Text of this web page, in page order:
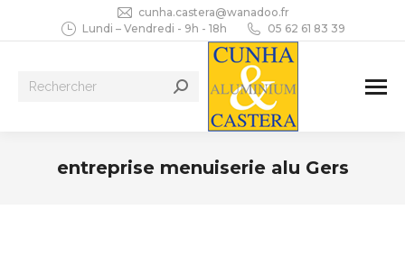
cunha.castera@wanadoo.fr
Lundi – Vendredi - 9h - 18h
05 62 61 83 39
Recherche
entreprise menuiserie alu Gers